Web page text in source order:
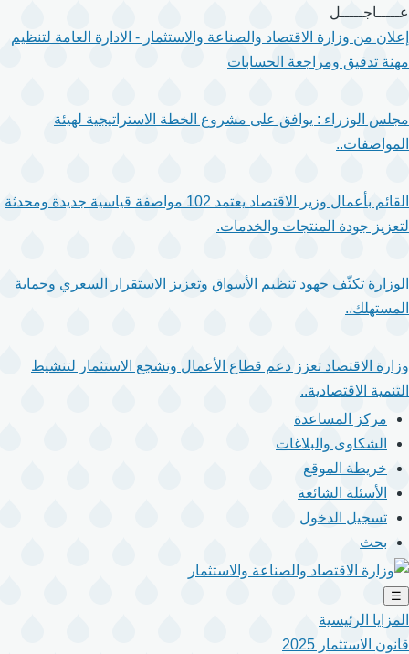
تجاوز
إلى
المحتوى
عـــــاجـــــل
إعلان من وزارة الاقتصاد والصناعة والاستثمار - الادارة العامة لتنظيم
مهنة تدقيق ومراجعة الحسابات
مجلس الوزراء : يوافق على مشروع الخطة الاستراتيجية لهيئة
المواصفات..
القائم بأعمال وزير الاقتصاد يعتمد 102 مواصفة قياسية جديدة ومحدثة
لتعزيز جودة المنتجات والخدمات.
الوزارة تكثّف جهود تنظيم الأسواق وتعزيز الاستقرار السعري وحماية
المستهلك..
وزارة الاقتصاد تعزز دعم قطاع الأعمال وتشجع الاستثمار لتنشيط
التنمية الاقتصادية..
مركز المساعدة
الشكاوى والبلاغات
خريطة الموقع
الأسئلة الشائعة
تسجيل الدخول
بحث
☰
المزايا الرئيسية
قانون الاستثمار 2025